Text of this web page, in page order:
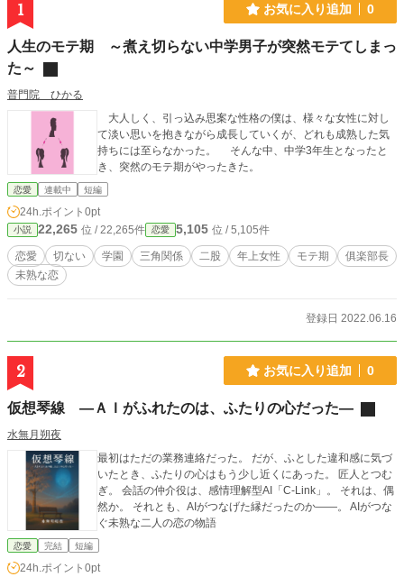
1 お気に入り追加 0
人生のモテ期 ～煮え切らない中学男子が突然モテてしまっ
た～
普門院 ひかる
大人しく、引っ込み思案な性格の僕は、様々な女性に対し
て淡い思いを抱きながら成長していくが、どれも成熟した気
持ちには至らなかった。 そんな中、中学3年生となったと
き、突然のモテ期がやったきた。
恋愛 連載中 短編
24h.ポイント 0pt
小説 22,265 位 / 22,265件 恋愛 5,105 位 / 5,105件
恋愛 切ない 学園 三角関係 二股 年上女性 モテ期
俱楽部長
未熟な恋
登録日 2022.06.16
2 お気に入り追加 0
仮想琴線 ―ＡＩがふれたのは、ふたりの心だった―
水無月朔夜
最初はただの業務連絡だった。 だが、ふとした違和感に気づ
いたとき、ふたりの心はもう少し近くにあった。 匠人とつむ
ぎ。 会話の仲介役は、感情理解型AI「C-Link」。 それは、偶
然か。 それとも、AIがつなげた縁だったのか――。 AIがつな
ぐ未熟な二人の恋の物語
恋愛 完結 短編
24h.ポイント 0pt